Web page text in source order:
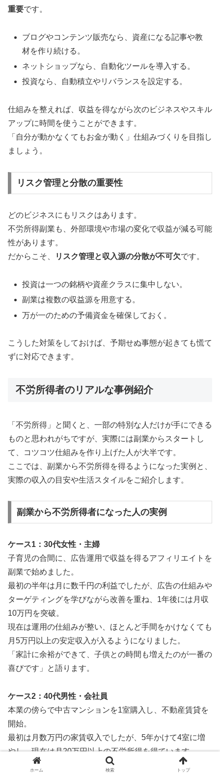
重要です。
ブログやコンテンツ販売なら、資産になる記事や教
材を作り続ける。
ネットショップなら、自動化ツールを導入する。
投資なら、自動積立やリバランスを設定する。
仕組みを整えれば、収益を得ながら次のビジネスやスキル
アップに時間を使うことができます。
「自分が動かなくてもお金が動く」仕組みづくりを目指し
ましょう。
リスク管理と分散の重要性
どのビジネスにもリスクはあります。
不労所得副業も、外部環境や市場の変化で収益が減る可能
性があります。
だからこそ、
リスク管理と収入源の分散が不可欠です。
投資は一つの銘柄や資産クラスに集中しない。
副業は複数の収益源を用意する。
万が一のための予備資金を確保しておく。
こうした対策をしておけば、予期せぬ事態が起きても慌て
ずに対応できます。
不労所得者のリアルな事例紹介
「不労所得」と聞くと、一部の特別な人だけが手にできる
ものと思われがちですが、実際には副業からスタートし
て、コツコツ仕組みを作り上げた人が大半です。
ここでは、副業から不労所得を得るようになった実例と、
実際の収入の目安や生活スタイルをご紹介します。
副業から不労所得者になった人の実例
ケース1：30代女性・主婦
子育児の合間に、広告運用で収益を得るアフィリエイトを
副業で始めました。
最初の半年は月に数千円の利益でしたが、広告の仕組みや
ターゲティングを学びながら改善を重ね、1年後には月収
10万円を突破。
現在は運用の仕組みが整い、ほとんど手間をかけなくても
月5万円以上の安定収入が入るようになりました。
「家計に余裕ができて、子供との時間も増えたのが一番の
喜びです」と語ります。
ケース2：40代男性・会社員
本業の傍らで中古マンションを1室購入し、不動産賃貸を
開始。
最初は月数万円の家賃収入でしたが、5年かけて4室に増
やし、現在は月20万円以上の不労所得を得ています。
「今は本業に縛られすぎず、ゆとりを持って働ける」と話
ホーム 検索 トップ